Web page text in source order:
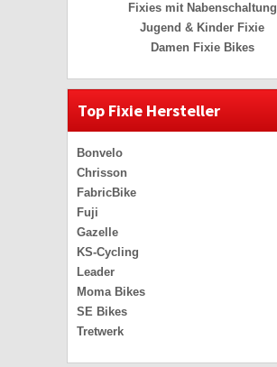
Fixies mit Nabenschaltung
Jugend & Kinder Fixie
Damen Fixie Bikes
Top Fixie Hersteller
Bonvelo
Chrisson
FabricBike
Fuji
Gazelle
KS-Cycling
Leader
Moma Bikes
SE Bikes
Tretwerk